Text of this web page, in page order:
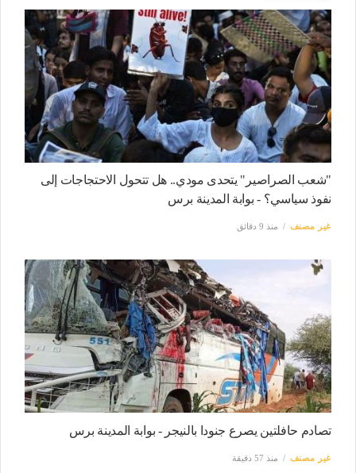
"شعب الصراصير" يتحدى مودي.. هل تتحول الاحتجاجات إلى
نفوذ سياسي؟ - بوابة المدينة برس
غير مصنف منذ 9 دقائق
تصادم حافلتين يصرع جنودا بالنيجر - بوابة المدينة برس
غير مصنف منذ 57 دقيقة